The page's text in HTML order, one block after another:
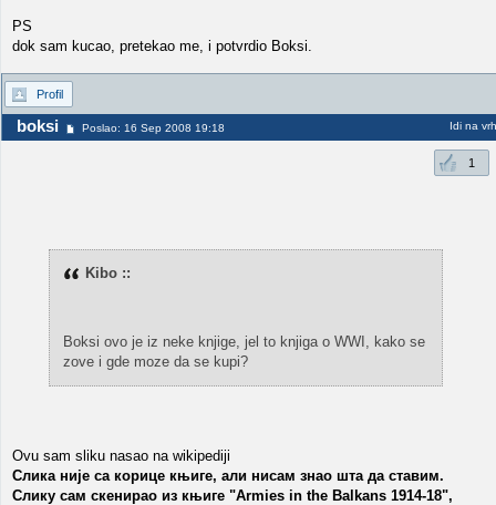
PS
dok sam kucao, pretekao me, i potvrdio Boksi.
Profil
boksi Poslao: 16 Sep 2008 19:18 Idi na vrh
1
Kibo ::
Boksi ovo je iz neke knjige, jel to knjiga o WWI, kako se
zove i gde moze da se kupi?
Ovu sam sliku nasao na wikipediji
Слика није са корице књиге, али нисам знао шта да ставим.
Слику сам скенирао из књиге "Armies in the Balkans 1914-18",